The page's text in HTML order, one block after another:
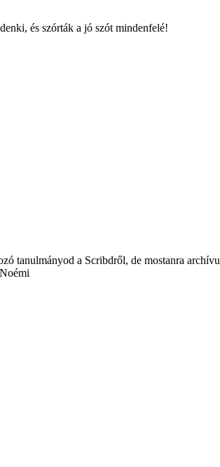
és szórták a jó szót mindenfelé!
tanulmányod a Scribdről, de mostanra